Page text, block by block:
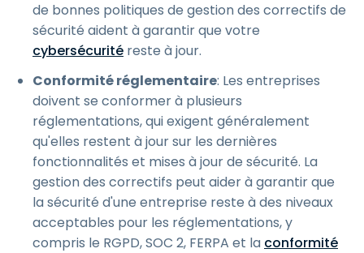
de bonnes politiques de gestion des correctifs de
sécurité aident à garantir que votre
cybersécurité reste à jour.
Conformité réglementaire: Les entreprises
doivent se conformer à plusieurs
réglementations, qui exigent généralement
qu'elles restent à jour sur les dernières
fonctionnalités et mises à jour de sécurité. La
gestion des correctifs peut aider à garantir que
la sécurité d'une entreprise reste à des niveaux
acceptables pour les réglementations, y
compris le RGPD, SOC 2, FERPA et la conformité